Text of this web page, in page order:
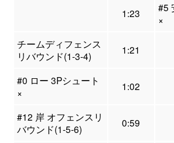
1:23
#5
×
チームディフェンス
リバウンド(1-3-4)
1:21
#0 ロー 3Pシュート
×
1:02
#12 岸 オフェンスリ
バウンド(1-5-6)
0:59